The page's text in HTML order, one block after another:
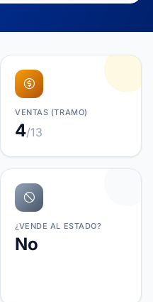
VENTAS (TRAMO)
4/13
¿VENDE AL ESTADO?
No